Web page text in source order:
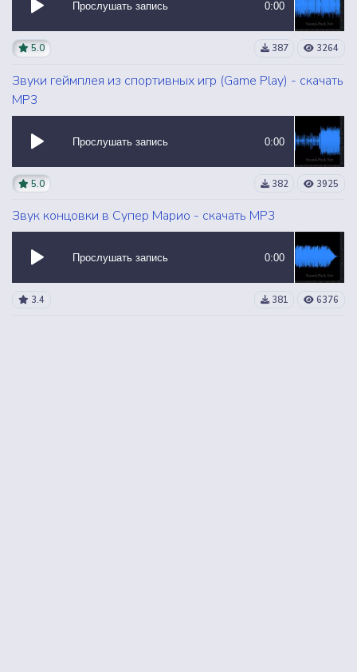
Прослушать запись 0:00
5.0 387 3264
Звуки геймплея из спортивных игр (Game Play) - скачать
MP3
Прослушать запись 0:00
5.0 382 3925
Звук концовки в Супер Марио - скачать MP3
Прослушать запись 0:00
3.4 381 6376